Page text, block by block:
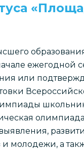
ежегодной
или
молодежи, а